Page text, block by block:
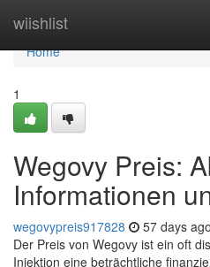
wiishlist
Home
Home
1
Wegovy Preis:
Informationen
wegovypreis917828 57 days ago
Der Preis von Wegovy ist ein oft
Injektion eine beträchtliche